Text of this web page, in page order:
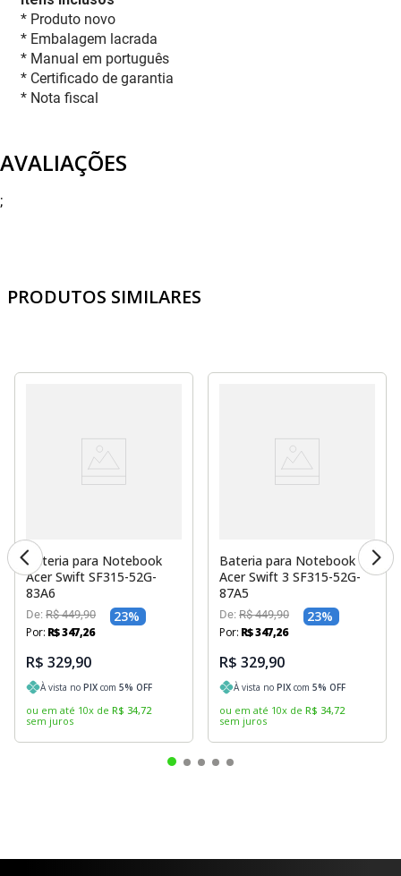
* Produto novo
* Embalagem lacrada
* Manual em português
* Certificado de garantia
* Nota fiscal
AVALIAÇÕES
;
PRODUTOS SIMILARES
Bateria para Notebook
Acer Swift SF315-52G-
83A6
De: R$ 449,90 23%
Por: R$347,26
R$ 329,90
À vista no PIX com 5% OFF
ou em até 10x de R$ 34,72
sem juros
Bateria para Notebook
Acer Swift 3 SF315-52G-
87A5
De: R$ 449,90 23%
Por: R$347,26
R$ 329,90
À vista no PIX com 5% OFF
ou em até 10x de R$ 34,72
sem juros